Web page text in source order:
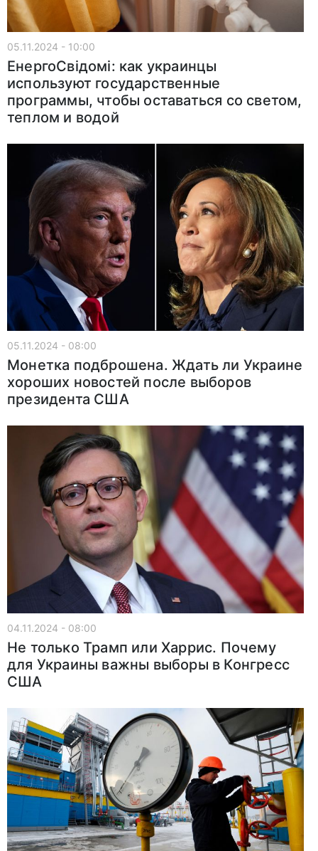
05.11.2024 - 10:00
ЕнергоСвідомі: как украинцы
используют государственные
программы, чтобы оставаться со светом,
теплом и водой
05.11.2024 - 08:00
Монетка подброшена. Ждать ли Украине
хороших новостей после выборов
президента США
04.11.2024 - 08:00
Не только Трамп или Харрис. Почему
для Украины важны выборы в Конгресс
США